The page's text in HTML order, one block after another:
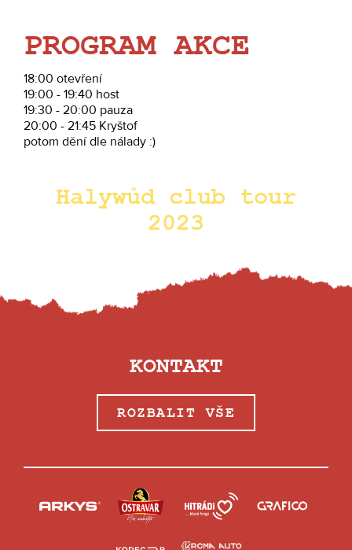
PROGRAM AKCE
18:00 otevření
19:00 - 19:40 host
19:30 - 20:00 pauza
20:00 - 21:45 Kryštof
potom dění dle nálady :)
Halywůd club tour
2023
KONTAKT
ROZBALIT VŠE